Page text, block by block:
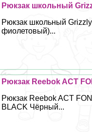
Рюкзак школьный
Рюкзак школьный
фиолетовый)...
Рюкзак Reebok ACT
Рюкзак Reebok ACT
BLACK Чёрный...